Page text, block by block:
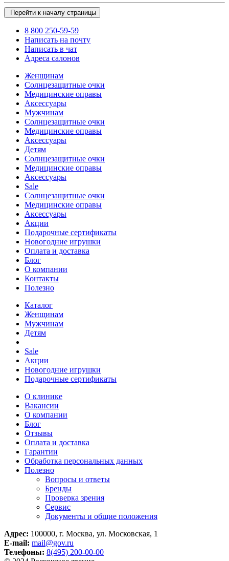
Перейти к началу страницы
8 800 250-59-59
Написать на почту
Написать в чат
Адреса салонов
Женщинам
Солнцезащитные очки
Медицинские оправы
Аксессуары
Мужчинам
Солнцезащитные очки
Медицинские оправы
Аксессуары
Детям
Солнцезащитные очки
Медицинские оправы
Аксессуары
Sale
Солнцезащитные очки
Медицинские оправы
Аксессуары
Акции
Подарочные сертификаты
Новогодние игрушки
Оплата и доставка
Блог
О компании
Контакты
Полезно
Каталог
Женщинам
Мужчинам
Детям
Sale
Акции
Новогодние игрушки
Подарочные сертификаты
О клинике
Вакансии
О компании
Блог
Отзывы
Оплата и доставка
Гарантии
Обработка персональных данных
Полезно
Вопросы и ответы
Бренды
Проверка зрения
Сервис
Документы и общие положения
Адрес: 100000, г. Москва, ул. Московская, 1
E-mail: mail@gov.ru
Телефоны: 8(495) 200-00-00